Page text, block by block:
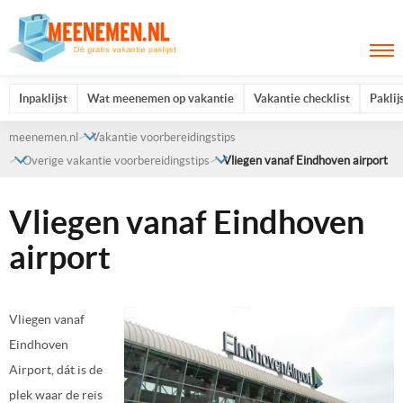
Inpaklijst Wat meenemen op vakantie Vakantie checklist
meenemen.nl
Vakantie voorbereidingstips
Overige vakantie voorbereidingstips
Vliegen vanaf Eindhoven airport
Vliegen vanaf Eindhoven
airport
Vliegen vanaf
Eindhoven
Airport, dát is de
plek waar de reis